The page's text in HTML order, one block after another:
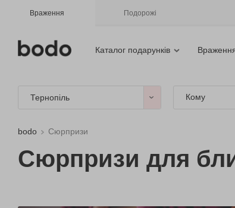
Враження Подорожі
Каталог подарунків
Тернопіль Кому
bodo Сюрпризи
Сюрпризи для